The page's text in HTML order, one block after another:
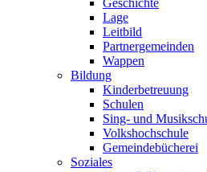
Geschichte
Lage
Leitbild
Partnergemeinden
Wappen
Bildung
Kinderbetreuung
Schulen
Sing- und
Volkshochschule
Gemeindebücherei
Soziales